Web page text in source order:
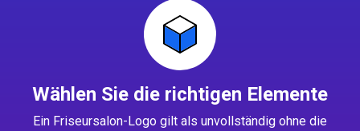
Wählen Sie die richtigen Elemente
Ein Friseursalon-Logo gilt als unvollständig ohne die